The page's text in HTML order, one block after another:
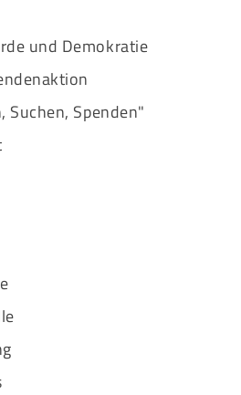
und Demokratie
Spenden"